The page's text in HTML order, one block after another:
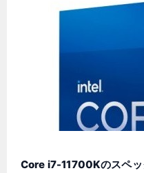
Core i7-11700Kのスペッ